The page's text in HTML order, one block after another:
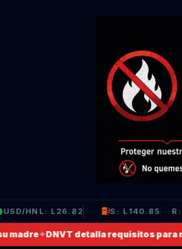
USD/HNL: L26.82 S: L140.85
✦DNVT detalla requisitos para